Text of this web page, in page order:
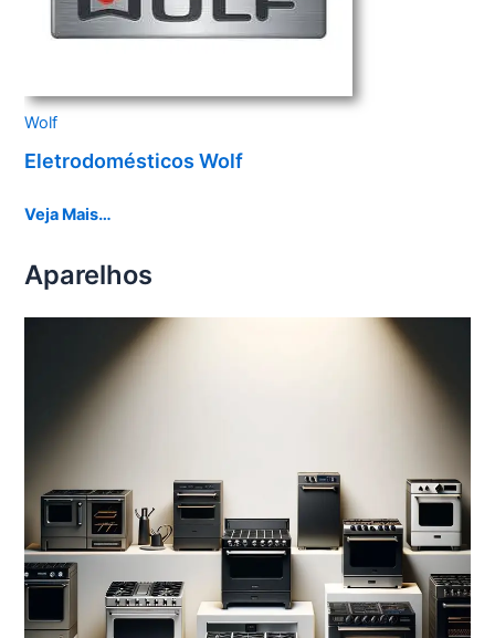
Wolf
Eletrodomésticos Wolf
Veja Mais…
Aparelhos